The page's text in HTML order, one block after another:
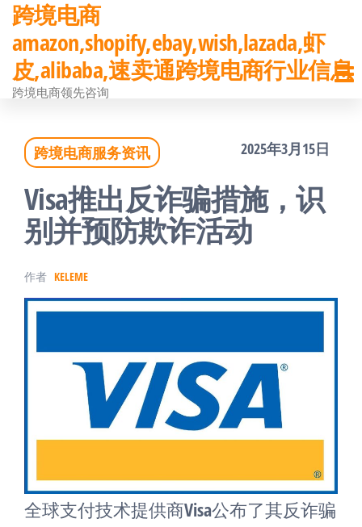
前
往
内
跨境电商
amazon,shopify,ebay,wish,lazada,虾
皮,alibaba,速卖通跨境电商行业信息
跨境电商领先咨询
跨境电商服务资讯 2025年3月15日
Visa推出反诈骗措施，识
别并预防欺诈活动
作者 KELEME
全球支付技术提供商Visa公布了其反诈骗